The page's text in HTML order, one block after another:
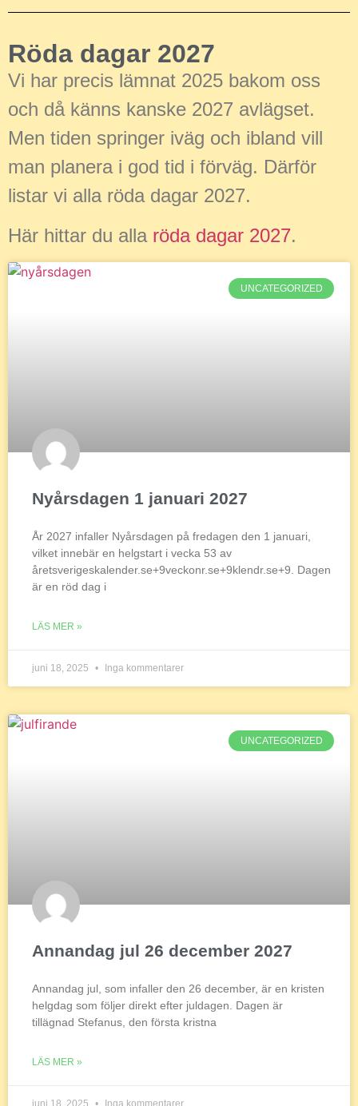
Röda dagar 2027
Vi har precis lämnat 2025 bakom oss
och då känns kanske 2027 avlägset.
Men tiden springer iväg och ibland vill
man planera i god tid i förväg. Därför
listar vi alla röda dagar 2027.
Här hittar du alla röda dagar 2027.
UNCATEGORIZED
Nyårsdagen 1 januari 2027
År 2027 infaller Nyårsdagen på fredagen den 1 januari,
vilket innebär en helgstart i vecka 53 av
åretsverigeskalender.se+9veckonr.se+9klendr.se+9. Dagen
är en röd dag i
LÄS MER »
juni 18, 2025 Inga kommentarer
UNCATEGORIZED
Annandag jul 26 december 2027
Annandag jul, som infaller den 26 december, är en kristen
helgdag som följer direkt efter juldagen. Dagen är
tillägnad Stefanus, den första kristna
LÄS MER »
juni 18, 2025 Inga kommentarer